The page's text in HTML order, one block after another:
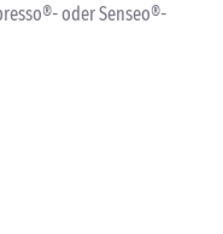
oder Senseo®-